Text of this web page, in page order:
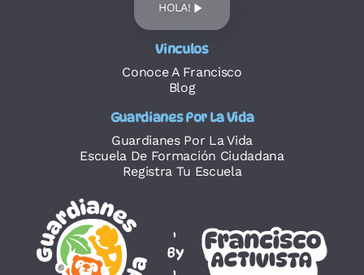
HOLA!
Vinculos
Conoce A Francisco
Blog
Guardianes Por La Vida
Guardianes Por La Vida
Escuela De Formación Ciudadana
Registra Tu Escuela